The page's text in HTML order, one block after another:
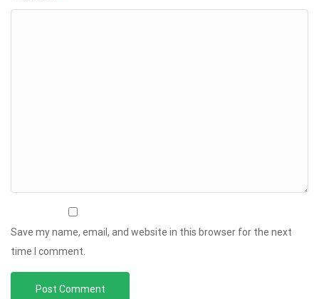
Save my name, email, and website in this browser for the next
time I comment.